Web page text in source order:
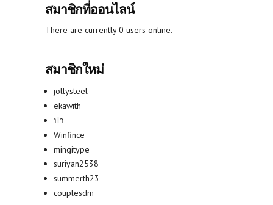
สมาชิกที่ออนไลน์
There are currently 0 users online.
สมาชิกใหม่
jollysteel
ekawith
ปา
Winfince
mingitype
suriyan2538
summerth23
couplesdm